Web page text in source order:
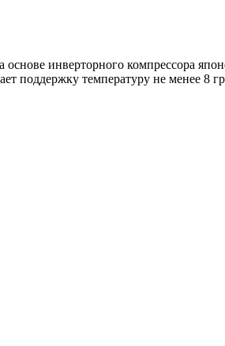
инверторного компрессора
поддержку температуру не менее 8